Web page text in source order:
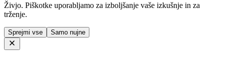
Živjo. Piškotke uporabljamo za izboljšanje vaše izkušnje in za
trženje.
Sprejmi vse Samo nujne